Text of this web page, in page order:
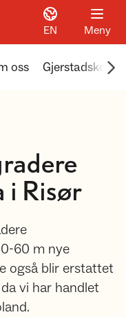
EN Meny
oss
i Risør
60 m nye
også blir erstattet
vi har handlet